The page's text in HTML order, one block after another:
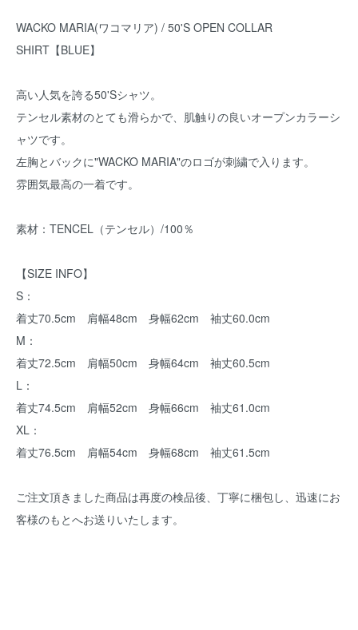
WACKO MARIA(ワコマリア) / 50'S OPEN COLLAR
SHIRT【BLUE】
高い人気を誇る50'Sシャツ。
テンセル素材のとても滑らかで、肌触りの良いオープンカラーシ
ャツです。
左胸とバックに"WACKO MARIA"のロゴが刺繍で入ります。
雰囲気最高の一着です。
素材：TENCEL（テンセル）/100％
【SIZE INFO】
S：
着丈70.5cm 肩幅48cm 身幅62cm 袖丈60.0cm
M：
着丈72.5cm 肩幅50cm 身幅64cm 袖丈60.5cm
L：
着丈74.5cm 肩幅52cm 身幅66cm 袖丈61.0cm
XL：
着丈76.5cm 肩幅54cm 身幅68cm 袖丈61.5cm
ご注文頂きました商品は再度の検品後、丁寧に梱包し、迅速にお
客様のもとへお送りいたします。